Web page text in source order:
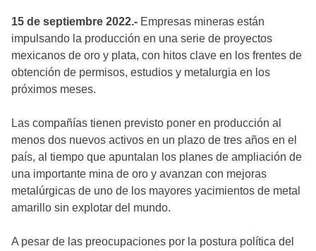
15 de septiembre 2022.- Empresas mineras están
impulsando la producción en una serie de proyectos
mexicanos de oro y plata, con hitos clave en los frentes de
obtención de permisos, estudios y metalurgia en los
próximos meses.
Las compañías tienen previsto poner en producción al
menos dos nuevos activos en un plazo de tres años en el
país, al tiempo que apuntalan los planes de ampliación de
una importante mina de oro y avanzan con mejoras
metalúrgicas de uno de los mayores yacimientos de metal
amarillo sin explotar del mundo.
A pesar de las preocupaciones por la postura política del